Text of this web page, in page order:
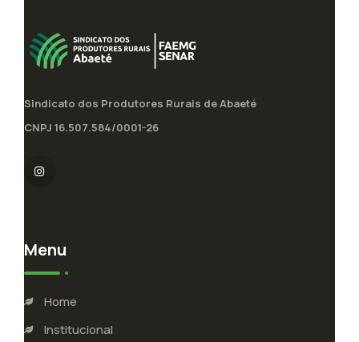
Sindicato dos Produtores Rurais de Abaeté
CNPJ 16.507.584/0001-26
Menu
Home
Institucional